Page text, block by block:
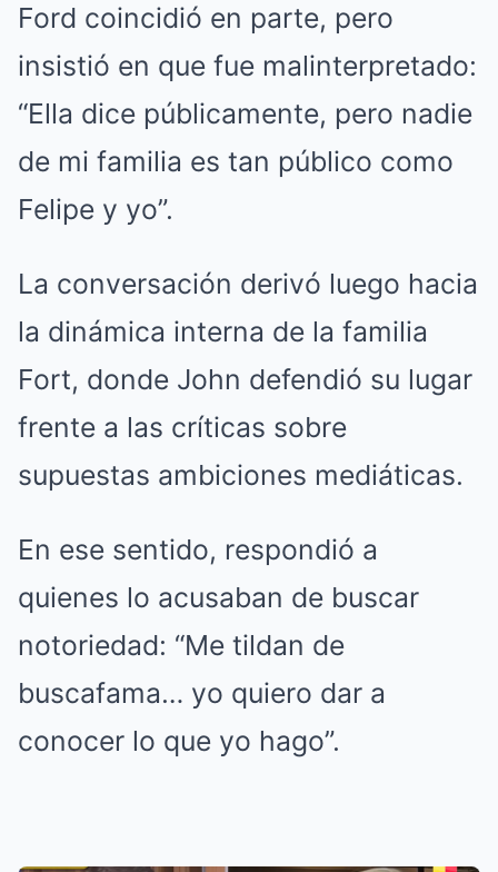
Ford coincidió en parte, pero
insistió en que fue malinterpretado:
“Ella dice públicamente, pero nadie
de mi familia es tan público como
Felipe y yo”.
La conversación derivó luego hacia
la dinámica interna de la familia
Fort, donde John defendió su lugar
frente a las críticas sobre
supuestas ambiciones mediáticas.
En ese sentido, respondió a
quienes lo acusaban de buscar
notoriedad: “Me tildan de
buscafama… yo quiero dar a
conocer lo que yo hago”.